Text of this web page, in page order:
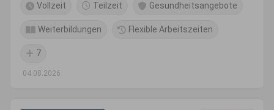
Vollzeit Teilzeit Gesundheitsangebote
Weiterbildungen Flexible Arbeitszeiten
7
04.08.2026